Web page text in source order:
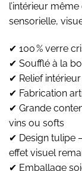
l’intérieur
sensorielle,
✔ 100 % verre
✔ Soufflé à la
✔ Relief
✔ Fabrication
✔ Grande
vins ou softs
✔ Design tulipe
effet visuel
✔ Emballage